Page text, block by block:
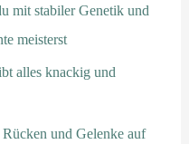
mit stabiler Genetik und
meisterst
alles knackig und
und Gelenke auf